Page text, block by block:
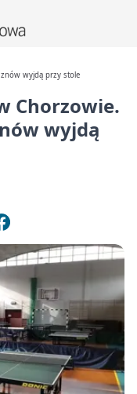
wyjdą przy stole
Chorzowie.
wyjdą